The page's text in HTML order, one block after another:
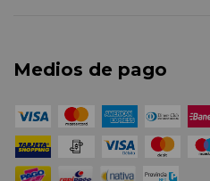
Medios de pago